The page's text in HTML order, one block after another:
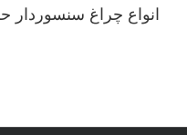
انواع چراغ سنسوردار